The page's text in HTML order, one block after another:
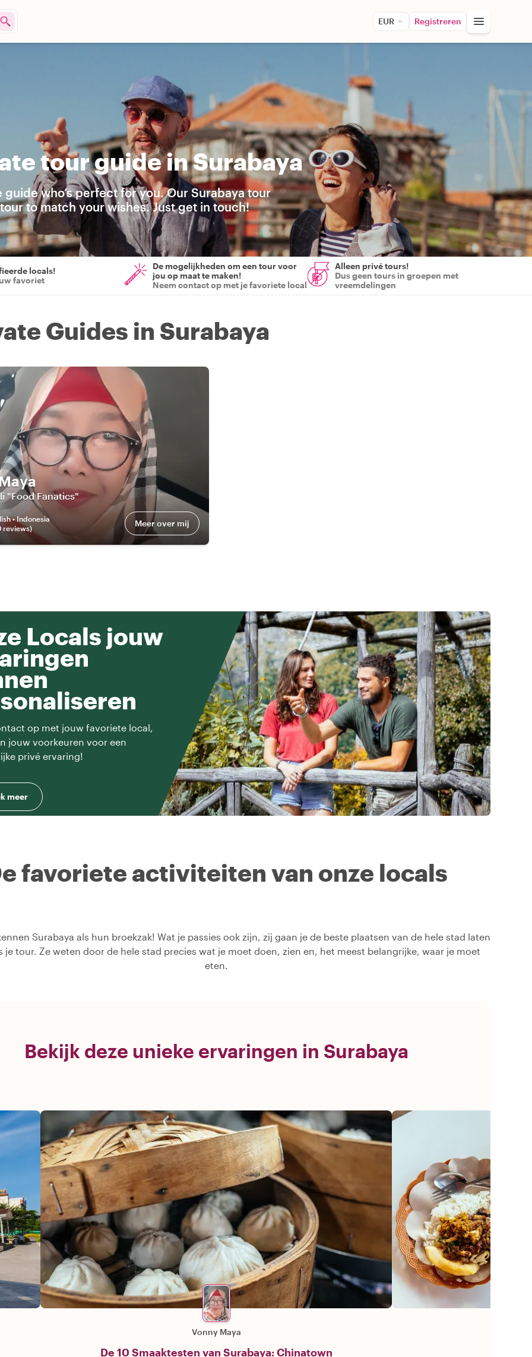
EUR Registreren
tour guide in Surabaya
who’s perfect for you. Our Surabaya tour
to match your wishes. Just get in touch!
locals!
favoriet
De mogelijkheden om een tour voor
jou op maat te maken!
Neem contact op met je favoriete local
Alleen privé tours!
Dus geen tours in groepen met
vreemdelingen
Guides in Surabaya
"Food Fanatics"
• Indonesia
reviews) Meer over mij
Locals jouw
op met jouw favoriete local,
jouw voorkeuren voor een
privé ervaring!
meer
favoriete activiteiten van onze locals
Surabaya als hun broekzak! Wat je passies ook zijn, zij gaan je de beste plaatsen van de hele stad laten
je tour. Ze weten door de hele stad precies wat je moet doen, zien en, het meest belangrijke, waar je moet
eten.
Bekijk deze unieke ervaringen in Surabaya
Vonny Maya
De 10 Smaaktesten van Surabaya: Chinatown